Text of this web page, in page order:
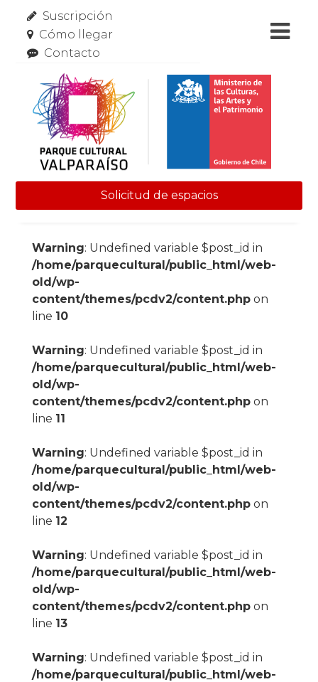
Suscripción
Cómo llegar
Contacto
Solicitud de espacios
Warning: Undefined variable $post_id in
/home/parquecultural/public_html/web-
old/wp-
content/themes/pcdv2/content.phpon
line 10
Warning: Undefined variable $post_id in
/home/parquecultural/public_html/web-
old/wp-
content/themes/pcdv2/content.phpon
line 11
Warning: Undefined variable $post_id in
/home/parquecultural/public_html/web-
old/wp-
content/themes/pcdv2/content.phpon
line 12
Warning: Undefined variable $post_id in
/home/parquecultural/public_html/web-
old/wp-
content/themes/pcdv2/content.phpon
line 13
Warning: Undefined variable $post_id in
/home/parquecultural/public_html/web-